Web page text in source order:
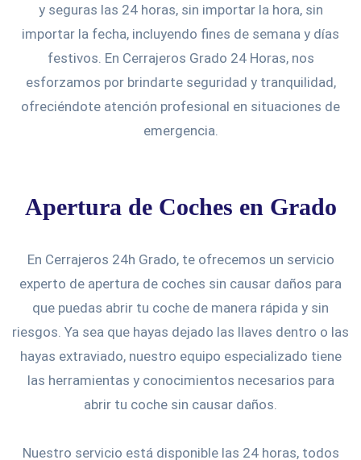
y seguras las 24 horas, sin importar la hora, sin
importar la fecha, incluyendo fines de semana y días
festivos. En Cerrajeros Grado 24 Horas, nos
esforzamos por brindarte seguridad y tranquilidad,
ofreciéndote atención profesional en situaciones de
emergencia.
Apertura de Coches en Grado
En Cerrajeros 24h Grado, te ofrecemos un servicio
experto de apertura de coches sin causar daños para
que puedas abrir tu coche de manera rápida y sin
riesgos. Ya sea que hayas dejado las llaves dentro o las
hayas extraviado, nuestro equipo especializado tiene
las herramientas y conocimientos necesarios para
abrir tu coche sin causar daños.
Nuestro servicio está disponible las 24 horas, todos